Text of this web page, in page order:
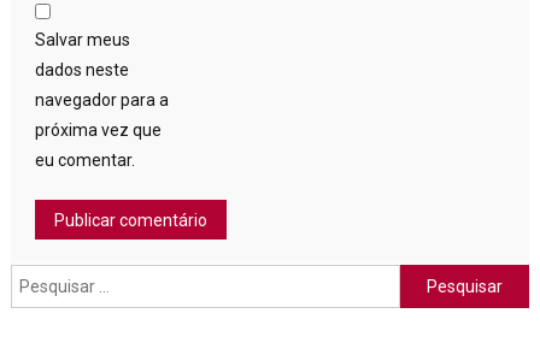
Salvar meus
dados neste
navegador para a
próxima vez que
eu comentar.
Pesquisar
por: